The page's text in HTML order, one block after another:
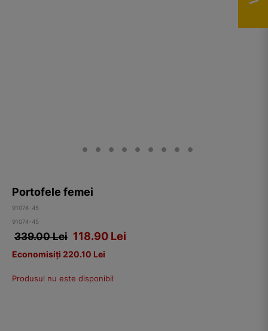
Portofele femei
91074-45
91074-45
339.00 Lei 118.90 Lei
Economisiți 220.10 Lei
Produsul nu este disponibil